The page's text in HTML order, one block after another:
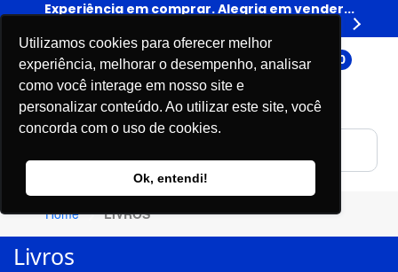
Utilizamos cookies para oferecer melhor
experiência, melhorar o desempenho, analisar
como você interage em nosso site e
personalizar conteúdo. Ao utilizar este site, você
concorda com o uso de cookies.
Ok, entendi!
Experiência em comprar. Alegria em vender...
0
Home LIVROS
Livros